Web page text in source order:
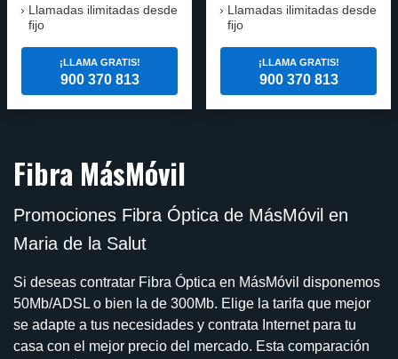
Llamadas ilimitadas desde
fijo
¡LLAMA GRATIS!
900 370 813
Llamadas ilimitadas desde
fijo
¡LLAMA GRATIS!
900 370 813
Fibra MásMóvil
Promociones Fibra Óptica de MásMóvil en
Maria de la Salut
Si deseas contratar Fibra Óptica en MásMóvil disponemos
50Mb/ADSL o bien la de 300Mb. Elige la tarifa que mejor
se adapte a tus necesidades y contrata Internet para tu
casa con el mejor precio del mercado. Esta comparación